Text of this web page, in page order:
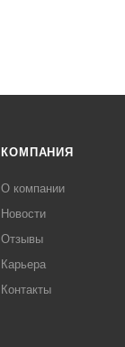
КОМПАНИЯ
О компании
Новости
Отзывы
Карьера
Контакты